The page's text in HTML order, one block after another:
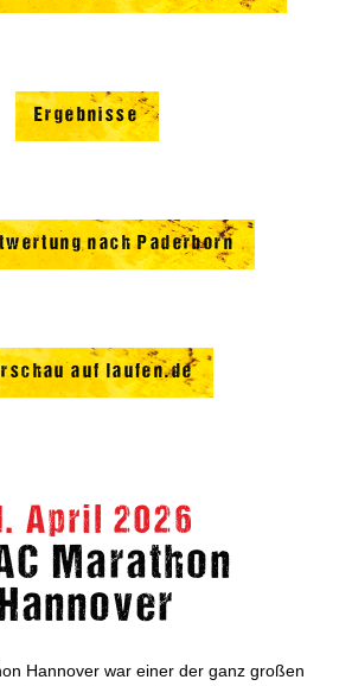
Ergebnisse
nach Paderborn
auf laufen.de
April 2026
Marathon
Hannover war einer der ganz großen